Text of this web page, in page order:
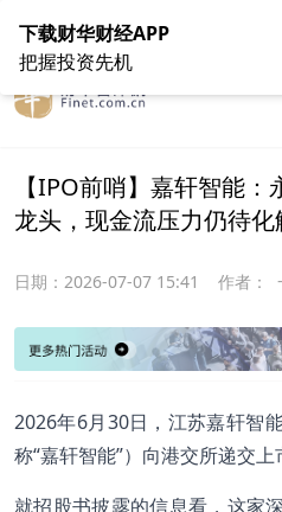
在线客服 关于我们
【IPO前哨】嘉轩智能
龙头，现金流压力仍待化
日期： 2026-07-07 15:41 作者：
2026年6月30日，江苏嘉轩智
称“嘉轩智能”）向港交所递交上
就招股书披露的信息看，这家
下载财华财经APP
把握投资先机